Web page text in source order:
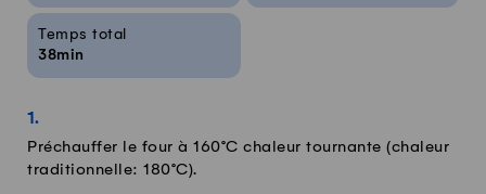
Temps total
38min
Préchauffer le four à 160°C chaleur tournante (chaleur
traditionnelle: 180°C).